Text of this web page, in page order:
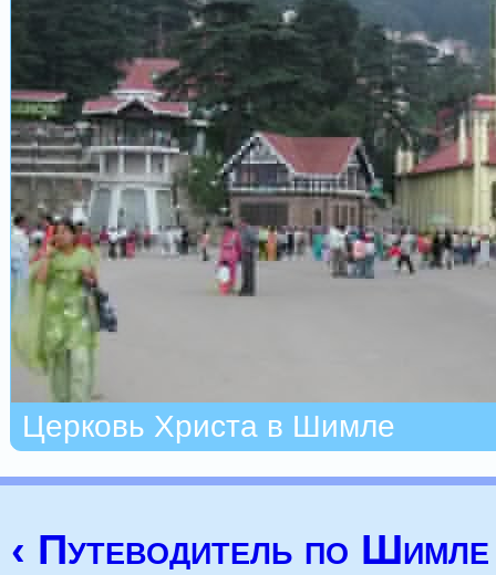
Церковь Христа в Шимле
‹ Путеводитель по Шимле